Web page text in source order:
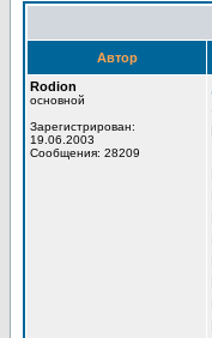
Автор
Rodion
основной
Зарегистрирован:
19.06.2003
Сообщения: 28209